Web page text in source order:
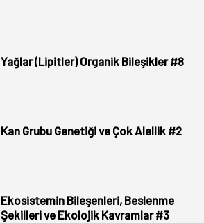
Yağlar (Lipitler) Organik Bileşikler #8
Kan Grubu Genetiği ve Çok Alellik #2
Ekosistemin Bileşenleri, Beslenme
Şekilleri ve Ekolojik Kavramlar #3